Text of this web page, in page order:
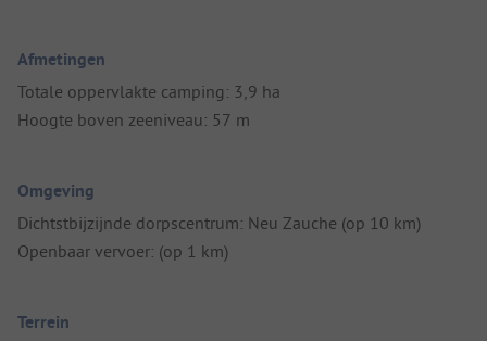
Afmetingen
Totale oppervlakte camping: 3,9 ha
Hoogte boven zeeniveau: 57 m
Omgeving
Dichtstbijzijnde dorpscentrum: Neu Zauche (op 10 km)
Openbaar vervoer: (op 1 km)
Terrein